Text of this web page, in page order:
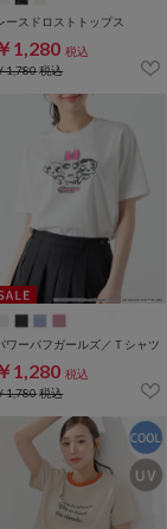
ースドロストトップス
￥1,280 税込
1,780税込
ワーパフガールズ／Ｔシャツ
￥1,280 税込
1,780税込